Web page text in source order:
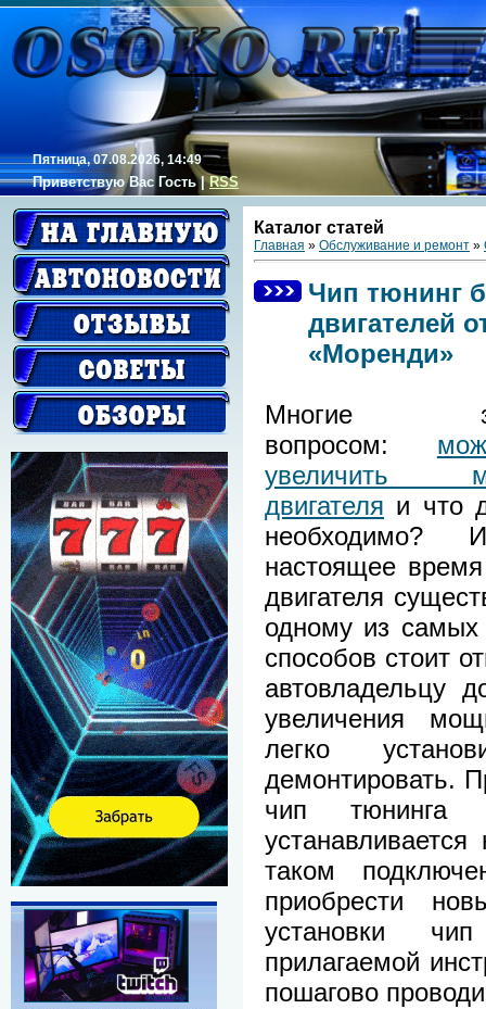
Пятница, 07.08.2026, 14:49
Приветствую Вас Гость|RSS
Каталог статей
Главная » Обслуживание и ремонт »
Чип тюнинг
двигателей
«Моренди»
Многие
вопросом:
увеличить
двигателя и что
необходимо?
настоящее
двигателя
одному из
способов стоит
автовладельцу
увеличения
легко
демонтировать.
чип
таком
приобрести
установки
прилагаемой
пошагово